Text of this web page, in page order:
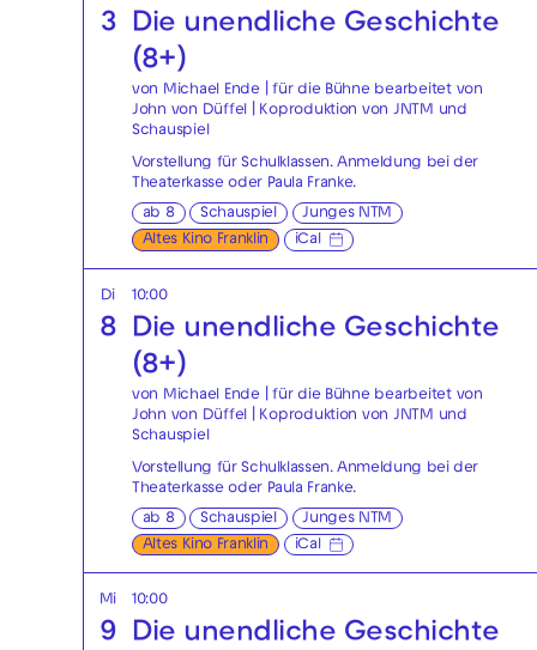
3
Die unendliche Geschichte
(8+)
von Michael Ende | für die Bühne bearbeitet von
John von Düffel | Koproduktion von JNTM und
Schauspiel
Vorstellung für Schulklassen. Anmeldung bei der
Theaterkasseoder Paula Franke.
ab 8 Schauspiel
Junges NTM
Altes Kino Franklin
iCal
Di
8
10:00
Die unendliche Geschichte
(8+)
von Michael Ende | für die Bühne bearbeitet von
John von Düffel | Koproduktion von JNTM und
Schauspiel
Vorstellung für Schulklassen. Anmeldung bei der
Theaterkasseoder Paula Franke.
ab 8 Schauspiel
Junges NTM
Altes Kino Franklin
iCal
Mi
9
10:00
Die unendliche Geschichte